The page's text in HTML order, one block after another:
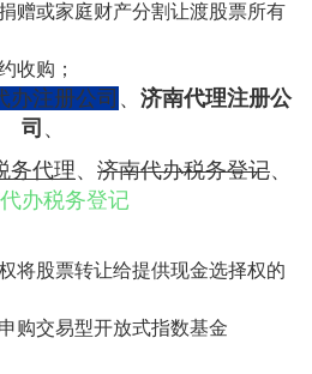
或家庭财产分割让渡股票所有
购；
办注册公司 、 济南代理注册公
司 、
务代理、 济南代办税务登记、
办税务登记
股票转让给提供现金选择权的
交易型开放式指数基金